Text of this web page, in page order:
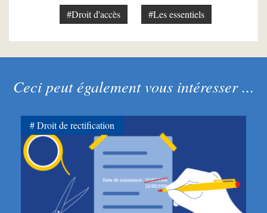
#Droit d'accès #Les essentiels
Ceci peut également vous intéresser ...
Droit de rectification